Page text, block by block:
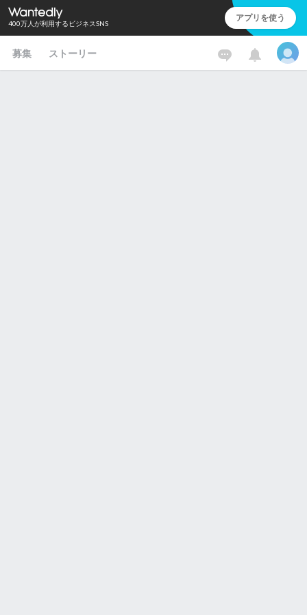
400万人が利用するビジネスSNS アプリを使う
募集 ストーリー